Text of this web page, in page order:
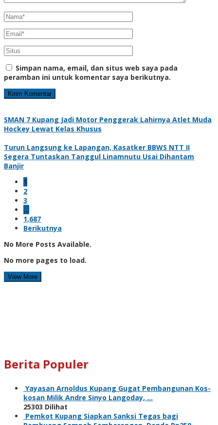
Simpan nama, email, dan situs web saya pada
peramban ini untuk komentar saya berikutnya.
SMAN 7 Kupang Jadi Motor Penggerak Lahirnya Atlet Muda
Hockey Lewat Kelas Khusus
Turun Langsung ke Lapangan, Kasatker BBWS NTT II
Segera Tuntaskan Tanggul Linamnutu Usai Dihantam
Banjir
1
2
3
…
1,687
Berikutnya
No More Posts Available.
No more pages to load.
View More
Berita Populer
Yayasan Arnoldus Kupang Gugat Pembangunan Kos-
kosan Milik Andre Sinyo Langoday, …
25303 Dilihat
Pemkot Kupang Siapkan Sanksi Tegas bagi